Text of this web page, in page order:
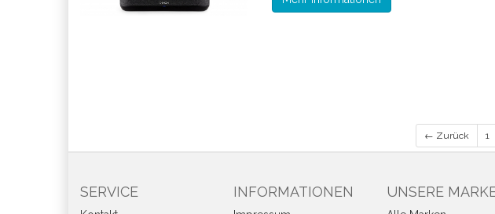
← Zurück 1
SERVICE INFORMATIONEN UNSERE